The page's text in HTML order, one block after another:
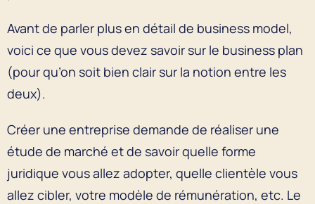
Avant de parler plus en détail de business model,
voici ce que vous devez savoir sur le business plan
(pour qu’on soit bien clair sur la notion entre les
deux).
Créer une entreprise demande de réaliser une
étude de marché et de savoir quelle forme
juridique vous allez adopter, quelle clientèle vous
allez cibler, votre modèle de rémunération, etc. Le